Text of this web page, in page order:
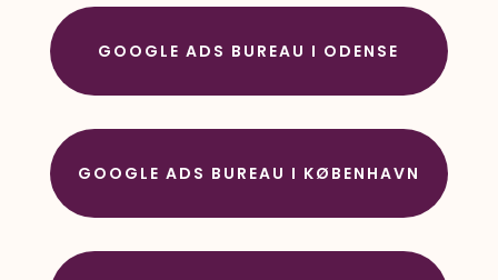
GOOGLE ADS BUREAU I ODENSE
GOOGLE ADS BUREAU I KØBENHAVN